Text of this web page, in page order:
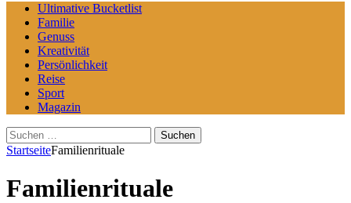
Ultimative Bucketlist
Familie
Genuss
Kreativität
Persönlichkeit
Reise
Sport
Magazin
Suchen
nach:
StartseiteFamilienrituale
Familienrituale